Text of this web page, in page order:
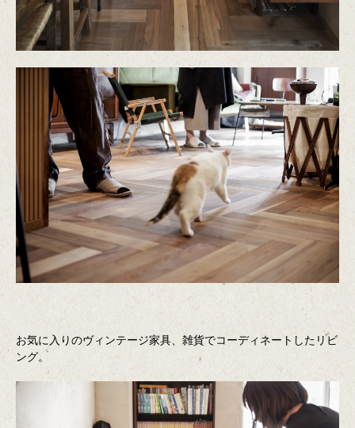
お気に入りのヴィンテージ家具、雑貨でコーディネートしたリビ
ング。